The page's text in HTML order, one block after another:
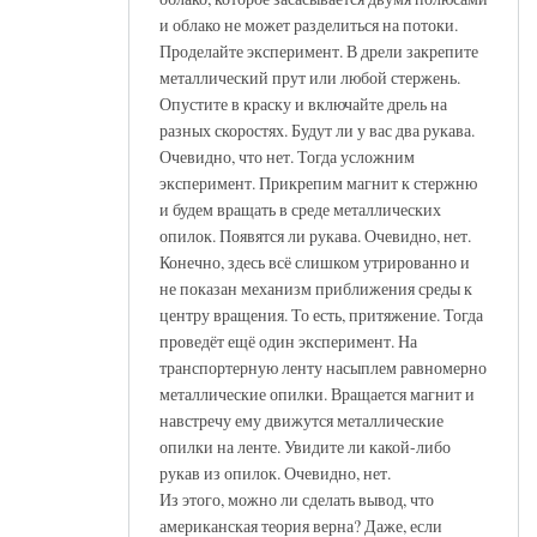
и облако не может разделиться на потоки.
Проделайте эксперимент. В дрели закрепите
металлический прут или любой стержень.
Опустите в краску и включайте дрель на
разных скоростях. Будут ли у вас два рукава.
Очевидно, что нет. Тогда усложним
эксперимент. Прикрепим магнит к стержню
и будем вращать в среде металлических
опилок. Появятся ли рукава. Очевидно, нет.
Конечно, здесь всё слишком утрированно и
не показан механизм приближения среды к
центру вращения. То есть, притяжение. Тогда
проведёт ещё один эксперимент. На
транспортерную ленту насыплем равномерно
металлические опилки. Вращается магнит и
навстречу ему движутся металлические
опилки на ленте. Увидите ли какой-либо
рукав из опилок. Очевидно, нет.
Из этого, можно ли сделать вывод, что
американская теория верна? Даже, если